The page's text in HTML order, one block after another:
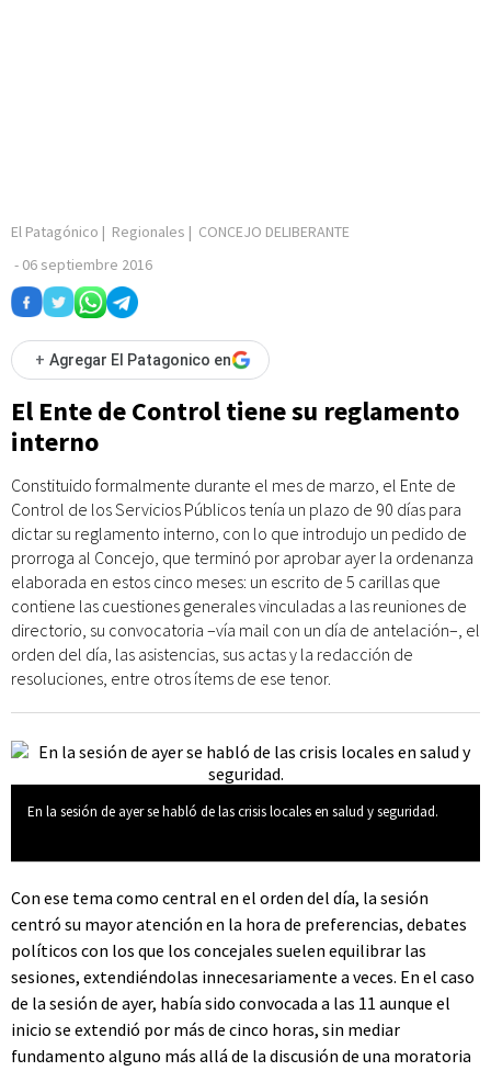
El Patagónico | Regionales | CONCEJO DELIBERANTE
- 06 septiembre 2016
+ Agregar El Patagonico en
El Ente de Control tiene su reglamento
interno
Constituido formalmente durante el mes de marzo, el Ente de
Control de los Servicios Públicos tenía un plazo de 90 días para
dictar su reglamento interno, con lo que introdujo un pedido de
prorroga al Concejo, que terminó por aprobar ayer la ordenanza
elaborada en estos cinco meses: un escrito de 5 carillas que
contiene las cuestiones generales vinculadas a las reuniones de
directorio, su convocatoria –vía mail con un día de antelación–, el
orden del día, las asistencias, sus actas y la redacción de
resoluciones, entre otros ítems de ese tenor.
En la sesión de ayer se habló de las crisis locales en salud y seguridad.
Con ese tema como central en el orden del día, la sesión
centró su mayor atención en la hora de preferencias, debates
políticos con los que los concejales suelen equilibrar las
sesiones, extendiéndolas innecesariamente a veces. En el caso
de la sesión de ayer, había sido convocada a las 11 aunque el
inicio se extendió por más de cinco horas, sin mediar
fundamento alguno más allá de la discusión de una moratoria